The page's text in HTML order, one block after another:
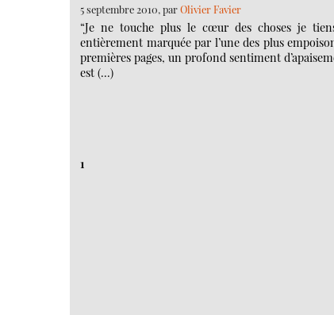
5 septembre 2010, parOlivier Favier
“Je ne touche plus le cœur des choses je
entièrement marquée par l’une des plus
premières pages, un profond sentiment
est (…)
1